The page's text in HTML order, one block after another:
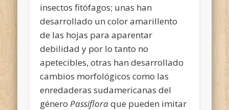
insectos fitófagos; unas han
desarrollado un color amarillento
de las hojas para aparentar
debilidad y por lo tanto no
apetecibles, otras han desarrollado
cambios morfológicos como las
enredaderas sudamericanas del
género Passifloraque pueden imitar